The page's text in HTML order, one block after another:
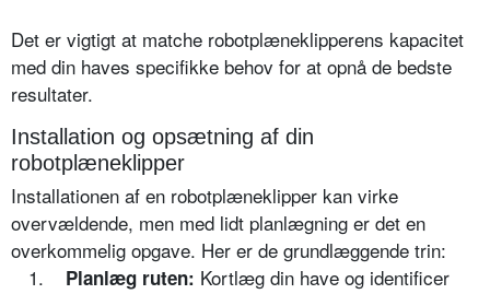
Det er vigtigt at matche robotplæneklipperens kapacitet
med din haves specifikke behov for at opnå de bedste
resultater.
Installation og opsætning af din
robotplæneklipper
Installationen af en robotplæneklipper kan virke
overvældende, men med lidt planlægning er det en
overkommelig opgave. Her er de grundlæggende trin:
1. Planlæg ruten: Kortlæg din have og identificer